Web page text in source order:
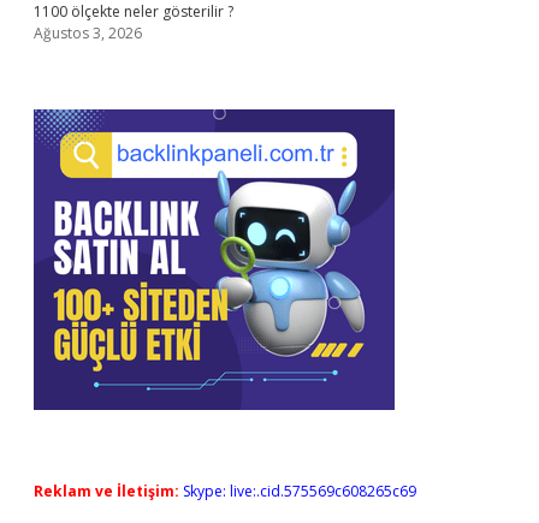
1100 ölçekte neler gösterilir ?
Ağustos 3, 2026
Reklam ve İletişim: Skype: live:.cid.575569c608265c69